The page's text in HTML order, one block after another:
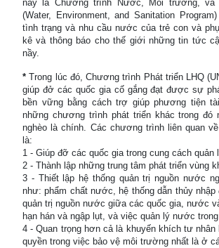
nầy là Chương trình Nước, Môi trường, và
(Water, Environment, and Sanitation
tình trạng và nhu cầu nước của trẻ con và
kê và thông báo cho thế giới những tin tức
nầy.
* Trong lúc đó, Chương trình Phát triển LHQ
giúp đở các quốc gia cố gắng đạt được sự
bền vững bằng cách trợ giúp phương tiện
những chương trình phát triển khác trong đó
nghèo là chính. Các chương trình liên quan
là:
1 - Giúp đỡ các quốc gia trong cung cách quản
2 - Thành lập những trung tâm phát triển vùng
3 - Thiết lập hệ thống quản trị nguồn nước
như: phẩm chất nước, hệ thống dẫn thủy
quản trị nguồn nước giữa các quốc gia, nước
hạn hán và ngập lụt, và việc quản lý nước
4 - Quan trọng hơn cả là khuyến khích tư
quyền trong việc bảo vệ môi trường nhất là ở